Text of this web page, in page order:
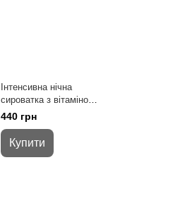
Інтенсивна нічна
сироватка з вітаміном
А RETINOL SERUM
0,6% Medicare
Professional
440 грн
Купити